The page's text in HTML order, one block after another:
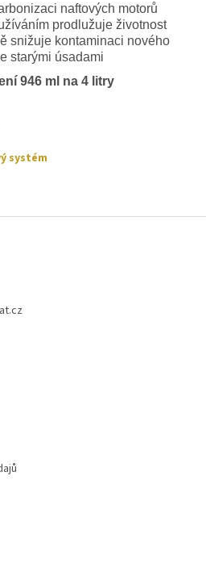
naftových motorů
prodlužuje životnost
snižuje kontaminaci nového
starými úsadami
946 ml na 4 litry
systém